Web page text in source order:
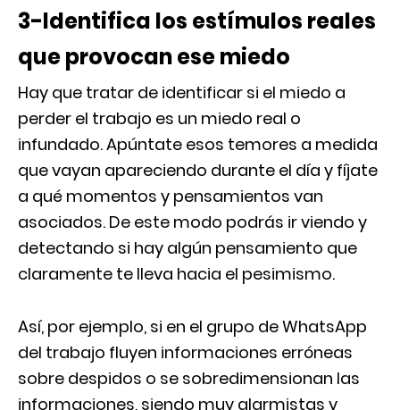
3-Identifica los estímulos reales
que provocan ese miedo
Hay que tratar de identificar si el miedo a
perder el trabajo es un miedo real o
infundado. Apúntate esos temores a medida
que vayan apareciendo durante el día y fíjate
a qué momentos y pensamientos van
asociados. De este modo podrás ir viendo y
detectando si hay algún pensamiento que
claramente te lleva hacia el pesimismo.
Así, por ejemplo, si en el grupo de WhatsApp
del trabajo fluyen informaciones erróneas
sobre despidos o se sobredimensionan las
informaciones, siendo muy alarmistas y